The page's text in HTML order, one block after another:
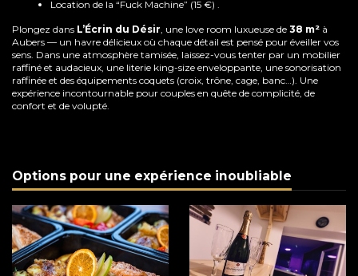
Location de la “Fuck Machine” (15 €) .
Plongez dans L’Écrin du Désir , une love room luxueuse de 38 m² à
Aubers — un havre délicieux où chaque détail est pensé pour éveiller vos
sens. Dans une atmosphère tamisée, laissez-vous tenter par un mobilier
raffiné et audacieux, une literie king-size enveloppante, une sonorisation
raffinée et des équipements coquets (croix, trône, cage, banc…). Une
expérience incontournable pour couples en quête de complicité, de
confort et de volupté.
Options pour une expérience inoubliable